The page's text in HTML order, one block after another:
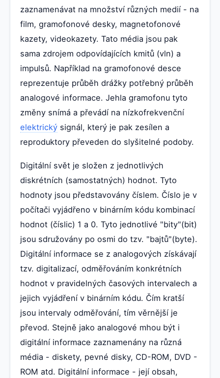
zaznamenávat na množství různých medií - na
film, gramofonové desky, magnetofonové
kazety, videokazety. Tato média jsou pak
sama zdrojem odpovídajících kmitů (vln) a
impulsů. Například na gramofonové desce
reprezentuje průběh drážky potřebný průběh
analogové informace. Jehla gramofonu tyto
změny snímá a převádí na nízkofrekvenční
elektrický signál, který je pak zesílen a
reproduktory převeden do slyšitelné podoby.
Digitální svět je složen z jednotlivých
diskrétních (samostatných) hodnot. Tyto
hodnoty jsou představovány číslem. Číslo je v
počítači vyjádřeno v binárním kódu kombinací
hodnot (číslic) 1 a 0. Tyto jednotlivé "bity"(bit)
jsou sdružovány po osmi do tzv. "bajtů"(byte).
Digitální informace se z analogových získávají
tzv. digitalizací, odměřováním konkrétních
hodnot v pravidelných časových intervalech a
jejich vyjádření v binárním kódu. Čím kratší
jsou intervaly odměřování, tím věrnější je
převod. Stejně jako analogové mhou být i
digitální informace zaznamenány na různá
média - diskety, pevné disky, CD-ROM, DVD -
ROM atd. Digitální informace - její obsah,